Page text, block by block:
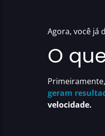
Agora, você já
O
geram
velocidade.